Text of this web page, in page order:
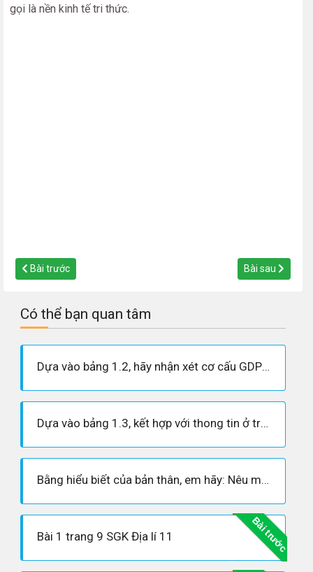
gọi là nền kinh tế tri thức.
Bài trước Bài sau
Có thể bạn quan tâm
Dựa vào bảng 1.2, hãy nhận xét cơ cấu GDP phân theo khu vực kinh tế của các nhóm nước – năm 2004.
Dựa vào bảng 1.3, kết hợp với thong tin ở trên, nhận xét sự khác biệt về chỉ số HDI và tuổi thọ trung bình giữa nhóm nước phát triển và nhóm nước đang phát triển.
Bằng hiểu biết của bản thân, em hãy: Nêu một số thành tựu do bốn công nghệ trụ cột tạo ra. Kể tên một số ngành dịch vụ cần đến nhiều tri thức (ví dụ: kế toán, bảo hiểm…).
Bài trước
Bài 1 trang 9 SGK Địa lí 11